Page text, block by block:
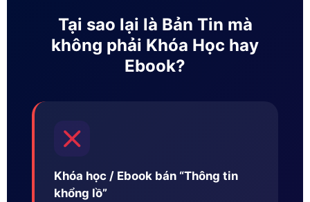
Tại sao lại là Bản Tin mà
không phải Khóa Học hay
Ebook?
Khóa học / Ebook bán “Thông tin
khổng lồ”